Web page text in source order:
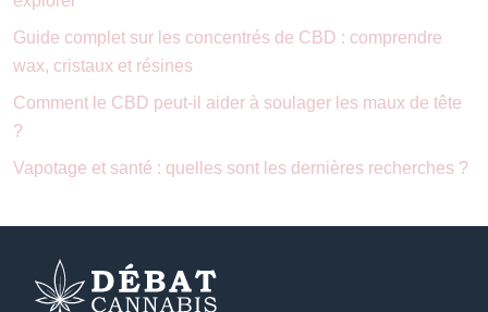
Guide complet sur les concentrés de CBD : comprendre
wax, cristaux et résines
Comment le CBD peut-il aider à soulager les maux de tête
?
Vapotage et santé : quelles sont les dernières recherches ?